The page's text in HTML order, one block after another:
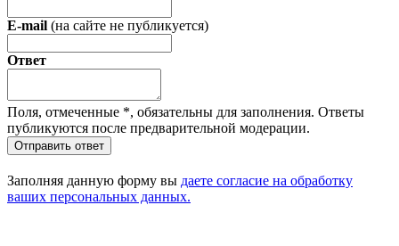
E-mail (на сайте не публикуется)
Ответ
Поля, отмеченные *, обязательны для заполнения. Ответы
публикуются после предварительной модерации.
Отправить ответ
Заполняя данную форму вы даете согласие на обработку
ваших персональных данных.